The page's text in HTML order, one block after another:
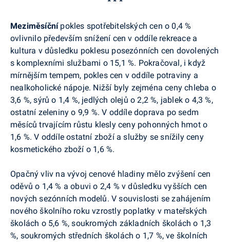
Meziměsíční pokles spotřebitelských cen o 0,4 %
ovlivnilo především snížení cen v oddíle rekreace a
kultura v důsledku poklesu posezónních cen dovolených
s komplexními službami o 15,1 %. Pokračoval, i když
mírnějším tempem, pokles cen v oddíle potraviny a
nealkoholické nápoje. Nižší byly zejména ceny chleba o
3,6 %, sýrů o 1,4 %, jedlých olejů o 2,2 %, jablek o 4,3 %,
ostatní zeleniny o 9,9 %. V oddíle doprava po sedm
měsíců trvajícím růstu klesly ceny pohonných hmot o
1,6 %. V oddíle ostatní zboží a služby se snížily ceny
kosmetického zboží o 1,6 %.
Opačný vliv na vývoj cenové hladiny mělo zvýšení cen
oděvů o 1,4 % a obuvi o 2,4 % v důsledku vyšších cen
nových sezónních modelů. V souvislosti se zahájením
nového školního roku vzrostly poplatky v mateřských
školách o 5,6 %, soukromých základních školách o 1,3
%, soukromých středních školách o 1,7 %, ve školních